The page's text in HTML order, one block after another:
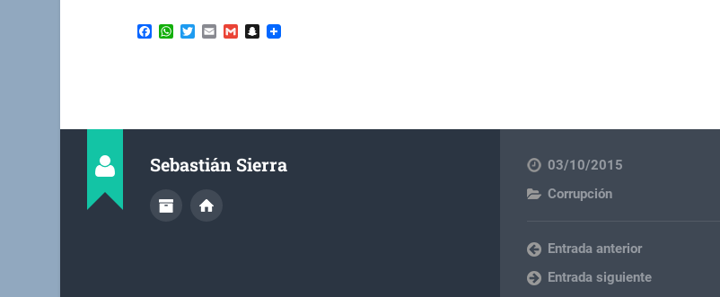
Facebook
WhatsApp
Twitter
EmailGmailSnapchat
Sebastián Sierra
03/10/2015
Corrupción
Entrada anterior
Entrada siguiente